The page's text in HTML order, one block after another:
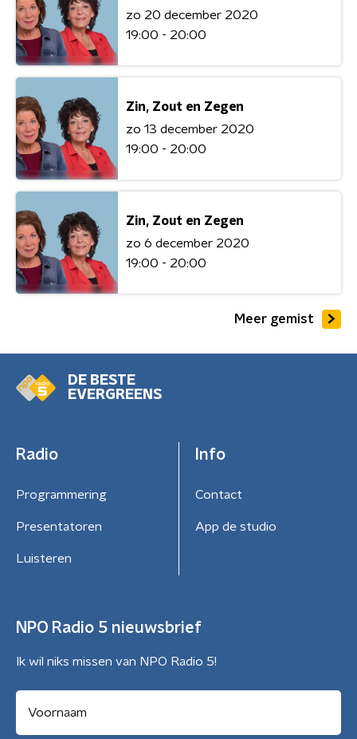
zo 20 december 2020
19:00 - 20:00
Zin, Zout en Zegen
zo 13 december 2020
19:00 - 20:00
Zin, Zout en Zegen
zo 6 december 2020
19:00 - 20:00
Meer gemist
DE BESTE
EVERGREENS
Radio
Programmering
Presentatoren
Luisteren
Info
Contact
App de studio
NPO Radio 5 nieuwsbrief
Ik wil niks missen van NPO Radio 5!